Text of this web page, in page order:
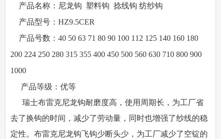
产品名称： 尼龙钩 塑料钩 捻线钩 纺纱钩
产品型号：HZ9.5CER
产品号数：40 50 63 71 80 90 100 112 125 140 160 180
200 224 250 280 315 355 400 450 500 560 630 710 800 900
1000
产品等级：优等
瑞士布雷克尼龙钩耐磨度高，使用周期长，为工厂省
去了换钩的时间，减少了劳动量，同时也增强了纱线的稳
定性。布雷克尼龙钩飞钩少断头少，为工厂减少了空锭的